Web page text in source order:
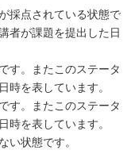
採点されている状態で
者が課題を提出した日
す。またこのステータ
時を表しています。
す。またこのステータ
時を表しています。
い状態です。